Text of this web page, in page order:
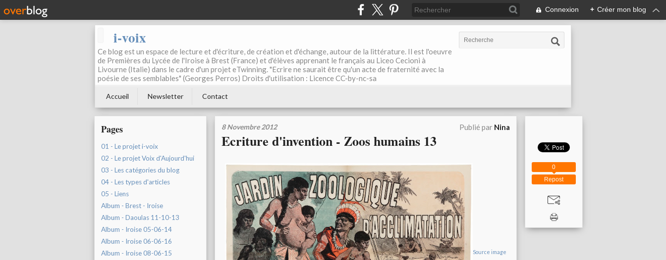
Connexion + Créer mon blog
i-voix
Ce blog est un espace de lecture et d'écriture, de création et d'échange, autour de la littérature. Il est l'oeuvre
de Premières du Lycée de l'Iroise à Brest (France) et d'élèves apprenant le français au Liceo Cecioni à
Livourne (Italie) dans le cadre d'un projet eTwinning. "Ecrire ne saurait être qu'un acte de fraternité avec la
poésie de ses semblables" (Georges Perros) Droits d'utilisation : Licence CC-by-nc-sa
Accueil Newsletter Contact
Pages
01 - Le projet i-voix
02 - Le projet Voix d'Aujourd'hui
03 - Les catégories du blog
04 - Les types d'articles
05 - Liens
Album - Brest - Iroise
Album - Daoulas 11-10-13
Album - Iroise 05-06-14
Album - Iroise 06-06-16
Album - Iroise 08-06-15
8 Novembre 2012 Publié par Nina
Ecriture d'invention - Zoos humains 13
Source image
Repost
0